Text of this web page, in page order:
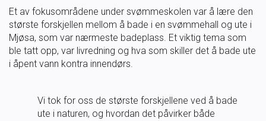
Para svømmeidrett for alle
Bredde og folkehelse
Skolesvømming
Et av fokusområdene under svømmeskolen var å lære den
største forskjellen mellom å bade i en svømmehall og ute i
Mjøsa, som var nærmeste badeplass. Et viktig tema som
ble tatt opp, var livredning og hva som skiller det å bade ute
i åpent vann kontra innendørs.
Vi tok for oss de største forskjellene ved å bade
ute i naturen, og hvordan det påvirker både